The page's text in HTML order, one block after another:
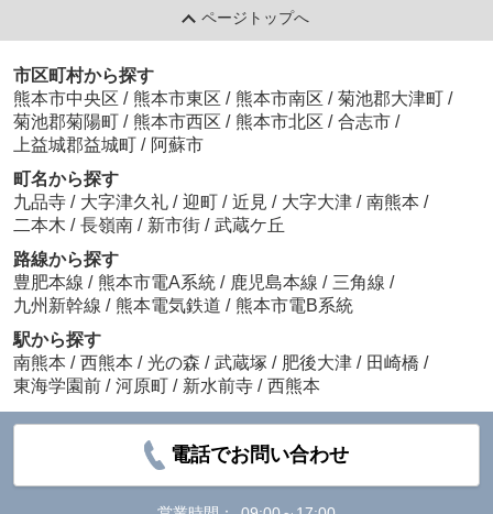
ページトップへ
市区町村から探す
熊本市中央区 / 熊本市東区 / 熊本市南区 / 菊池郡大津町 /
菊池郡菊陽町 / 熊本市西区 / 熊本市北区 / 合志市 /
上益城郡益城町 / 阿蘇市
町名から探す
九品寺 / 大字津久礼 / 迎町 / 近見 / 大字大津 / 南熊本 /
二本木 / 長嶺南 / 新市街 / 武蔵ケ丘
路線から探す
豊肥本線 / 熊本市電A系統 / 鹿児島本線 / 三角線 /
九州新幹線 / 熊本電気鉄道 / 熊本市電B系統
駅から探す
南熊本 / 西熊本 / 光の森 / 武蔵塚 / 肥後大津 / 田崎橋 /
東海学園前 / 河原町 / 新水前寺 / 西熊本
電話でお問い合わせ